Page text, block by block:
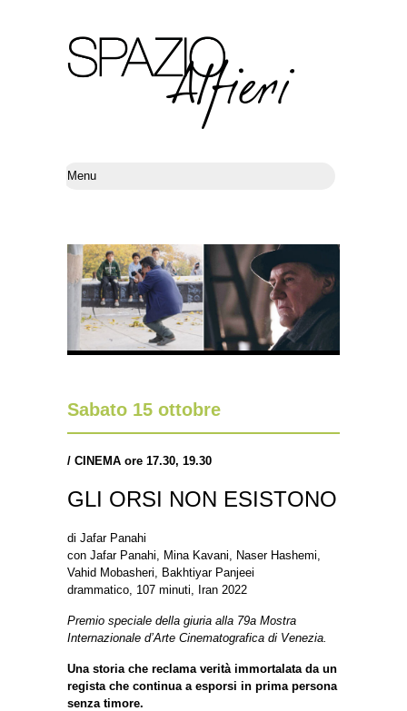
Sabato 15 ottobre
/ CINEMA ore 17.30, 19.30
GLI ORSI NON ESISTONO
di Jafar Panahi
con Jafar Panahi, Mina Kavani, Naser Hashemi,
Vahid Mobasheri, Bakhtiyar Panjeei
drammatico, 107 minuti, Iran 2022
Premio speciale della giuria alla 79a Mostra
Internazionale d’Arte Cinematografica di Venezia.
Una storia che reclama verità immortalata da un
regista che continua a esporsi in prima persona
senza timore.